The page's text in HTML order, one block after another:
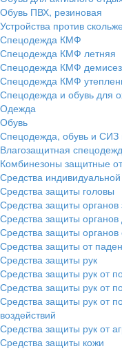
Обувь ПВХ, резиновая
Устройства против
Спецодежда КМФ
Спецодежда КМФ летняя
Спецодежда КМФ
Спецодежда КМФ
Спецодежда и обувь для
Одежда
Обувь
Спецодежда, обувь и СИЗ
Влагозащитная
Комбинезоны защитные
Средства
Средства защиты головы
Средства защиты органов
Средства защиты
Средства защиты органов
Средства защиты от
Средства защиты рук
Средства защиты рук от
Средства защиты рук от
Средства защиты рук от
воздействий
Средства защиты рук от
Средства защиты кожи